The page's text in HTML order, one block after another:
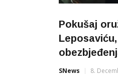
Pokušaj
SNews 8.